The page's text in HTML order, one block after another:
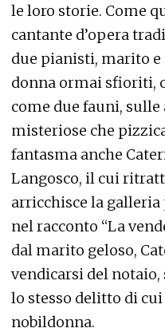
le loro storie. Come
cantante d’opera
due pianisti, marito e
donna ormai sfioriti,
come due fauni,
misteriose che
fantasma anche
Langosco, il cui
arricchisce la
nel racconto “La
dal marito geloso,
vendicarsi del notaio,
lo stesso delitto di
nobildonna.